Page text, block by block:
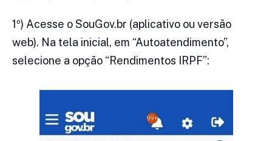
1º) Acesse o SouGov.br (aplicativo ou versão
web). Na tela inicial, em “Autoatendimento”,
selecione a opção “Rendimentos IRPF”: